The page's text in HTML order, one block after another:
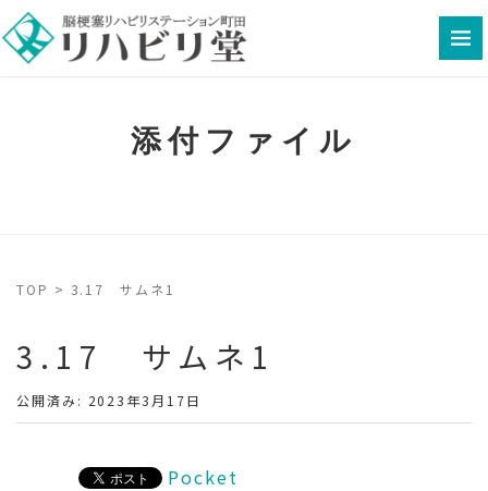
添付ファイル
TOP > 3.17 サムネ1
3.17 サムネ1
公開済み: 2023年3月17日
Pocket